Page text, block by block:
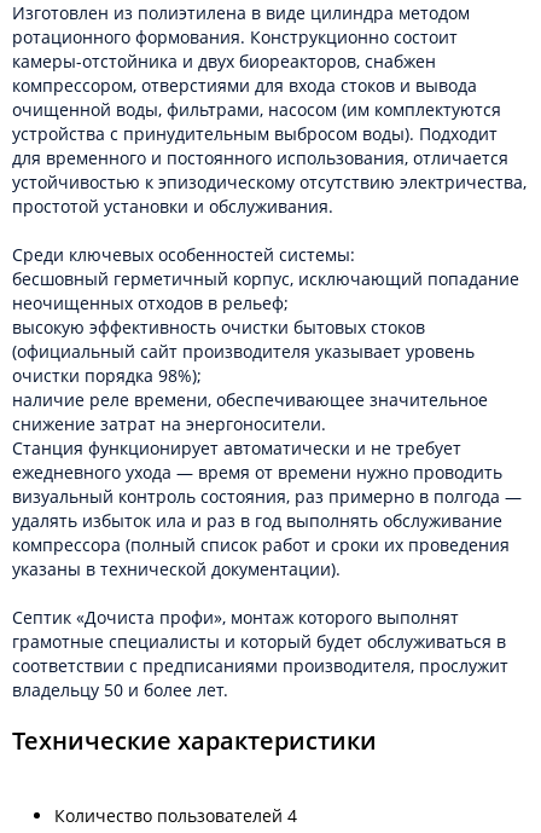
Изготовлен из полиэтилена в виде цилиндра методом
ротационного формования. Конструкционно состоит
камеры-отстойника и двух биореакторов, снабжен
компрессором, отверстиями для входа стоков и вывода
очищенной воды, фильтрами, насосом (им комплектуются
устройства с принудительным выбросом воды). Подходит
для временного и постоянного использования, отличается
устойчивостью к эпизодическому отсутствию электричества,
простотой установки и обслуживания.
Среди ключевых особенностей системы:
бесшовный герметичный корпус, исключающий попадание
неочищенных отходов в рельеф;
высокую эффективность очистки бытовых стоков
(официальный сайт производителя указывает уровень
очистки порядка 98%);
наличие реле времени, обеспечивающее значительное
снижение затрат на энергоносители.
Станция функционирует автоматически и не требует
ежедневного ухода — время от времени нужно проводить
визуальный контроль состояния, раз примерно в полгода —
удалять избыток ила и раз в год выполнять обслуживание
компрессора (полный список работ и сроки их проведения
указаны в технической документации).
Септик «Дочиста профи», монтаж которого выполнят
грамотные специалисты и который будет обслуживаться в
соответствии с предписаниями производителя, прослужит
владельцу 50 и более лет.
Технические характеристики
Количество пользователей 4